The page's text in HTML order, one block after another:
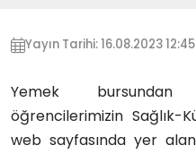
Yayın Tarihi: 16.08.2023 12:45
Yemek bursundan
öğrencilerimizin Sağlık-
web sayfasında yer alan